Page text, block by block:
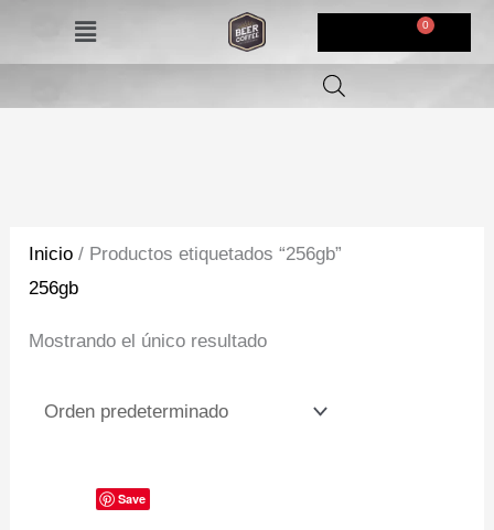
Menú
Inicio / Productos etiquetados “256gb”
256gb
Mostrando el único resultado
Save